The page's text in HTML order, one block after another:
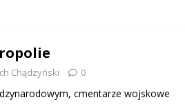
Chądzyński 0
cmentarze wojskowe